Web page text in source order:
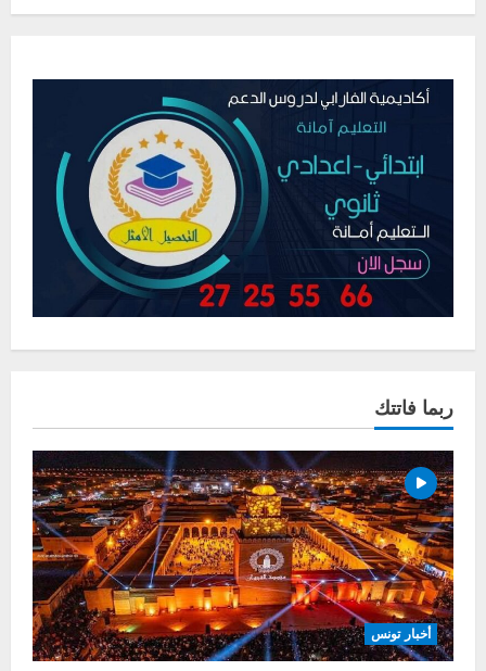
ربما فاتتك
أخبار تونس